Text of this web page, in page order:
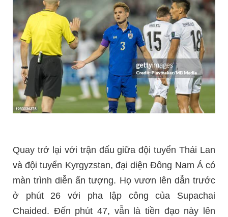
Quay trở lại với trận đấu giữa đội tuyển Thái Lan
và đội tuyển Kyrgyzstan, đại diện Đông Nam Á có
màn trình diễn ấn tượng. Họ vươn lên dẫn trước
ở phút 26 với pha lập công của Supachai
Chaided. Đến phút 47, vẫn là tiền đạo này lên